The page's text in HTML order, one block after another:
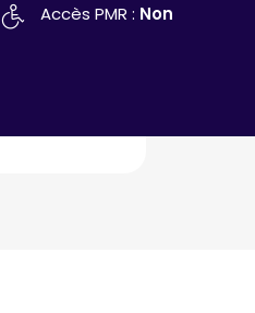
Accès PMR : Non